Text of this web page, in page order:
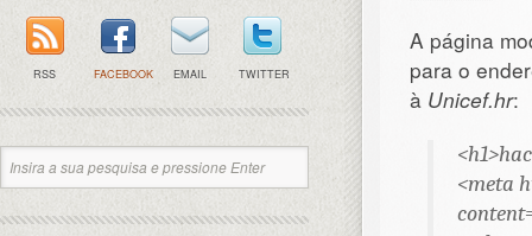
A página
para o
à Unicef.hr:
<meta
RSS FACEBOOK EMAIL TWITTER